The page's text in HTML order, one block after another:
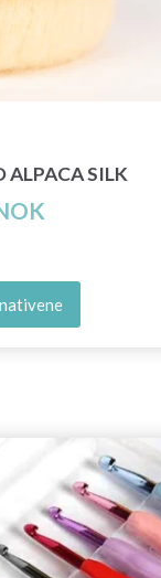
ALPACA SILK